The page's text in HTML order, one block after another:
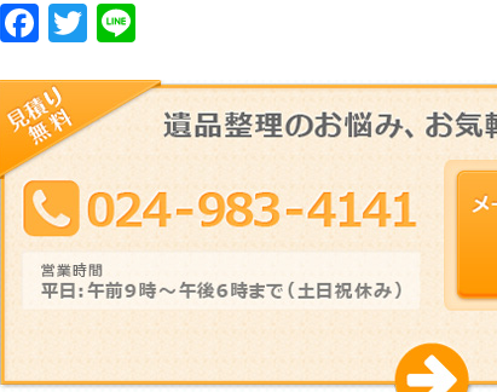
F
c
e
b
o
o
k
T
tt
er
e